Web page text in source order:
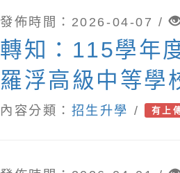
發佈時間：2026-04-07 /
轉知：115學年
羅浮高級中等學
內容分類： 招生升學 / 有上